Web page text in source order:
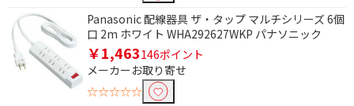
Panasonic 配線器具 ザ・タップ マルチシリーズ 6個
口 2m ホワイト WHA292627WKP パナソニック
￥1,463146ポイント
メーカーお取り寄せ
☆☆☆☆☆
USB Type-A
スタンダードタイプ
フラットタイプ
巻き取りタイプ
口数で絞り込む